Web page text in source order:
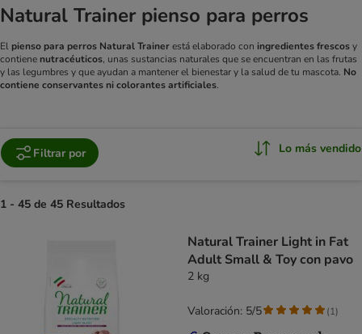
Natural Trainer pienso para perros
El pienso para perros Natural Trainerestá elaborado con ingredientes frescosy
contiene nutracéuticos, unas sustancias naturales que se encuentran en las frutas
y las legumbres y que ayudan a mantener el bienestar y la salud de tu mascota. No
contiene conservantes ni colorantes artificiales.
Filtrar por Lo más vendido
1 - 45 de 45 Resultados
Natural Trainer Light in Fat
Adult Small & Toy con pavo
2 kg
Valoración: 5/5 (1)